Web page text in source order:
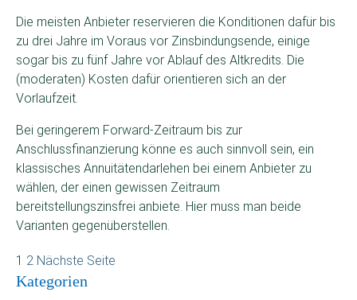
Die meisten Anbieter reservieren die Konditionen dafür bis
zu drei Jahre im Voraus vor Zinsbindungsende, einige
sogar bis zu fünf Jahre vor Ablauf des Altkredits. Die
(moderaten) Kosten dafür orientieren sich an der
Vorlaufzeit.
Bei geringerem Forward-Zeitraum bis zur
Anschlussfinanzierung könne es auch sinnvoll sein, ein
klassisches Annuitätendarlehen bei einem Anbieter zu
wählen, der einen gewissen Zeitraum
bereitstellungszinsfrei anbiete. Hier muss man beide
Varianten gegenüberstellen.
1 2 Nächste Seite
Kategorien